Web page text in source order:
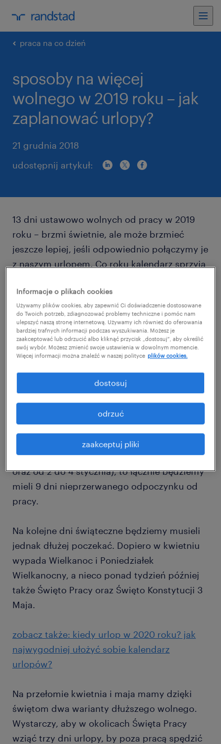
praca na co dzień
sposoby na więcej
wolnego w 2019 roku – jak
zaplanować urlopy?
21 grudnia 2018
udostępnij artykuł:
13 dni ustawowo wolnych od pracy w 2019
roku – brzmi świetnie, ale może brzmieć
jeszcze lepiej, jeśli odpowiednio połączymy je
z naszym urlopem. Co roku kalendarz sprzyja
Dzięki dniom wolnym i długim weekendom
można – nie tracąc zbyt dużo ze swojej puli
urlopowej – porządnie wypocząć!
Podpowiadamy, jak to zrobić.
może nas przywitać nowy rok już w styczniu.
Co prawda Święto Trzech Króli wypada w
niedzielę, a więc pracownikom –zgodnie z
przepisami – nie przysługuje za nie
dodatkowy dzień wolny, to i tak jeśli
weźmiemy cztery dni urlopu (w Sylwestra
oraz od 2 do 4 stycznia), to łącznie będziemy
mieli 9 dni nieprzerwanego odpoczynku od
pracy.
Na kolejne dni świąteczne będziemy musieli
jednak dłużej poczekać. Dopiero w kwietniu
wypada Wielkanoc i Poniedziałek
Wielkanocny, a nieco ponad tydzień później
także Święto Pracy oraz Święto Konstytucji 3
Maja.
zobacz także: kiedy urlop w 2020 roku? jak
najwygodniej ułożyć sobie kalendarz
urlopów?
Na przełomie kwietnia i maja mamy dzięki
świętom dwa warianty dłuższego wolnego.
Wystarczy, aby w okolicach Święta Pracy
wziąć trzy dni urlopy, by poza pracą spędzić
Informacje o plikach cookies
Używamy plików cookies, aby zapewnić Ci doświadczenie dostosowane
do Twoich potrzeb, zdiagnozować problemy techniczne i pomóc nam
ulepszyć naszą stronę internetową. Używamy ich również do oferowania
bardziej trafnych informacji podczas wyszukiwania. Możesz je
zaakceptować lub odrzucić albo kliknąć przycisk „dostosuj”, aby określić
swój wybór. Możesz zmienić swoje ustawienia w dowolnym momencie.
Więcej informacji można znaleźć w naszej polityce plików cookies.
zaakceptuj pliki
odrzuć
dostosuj